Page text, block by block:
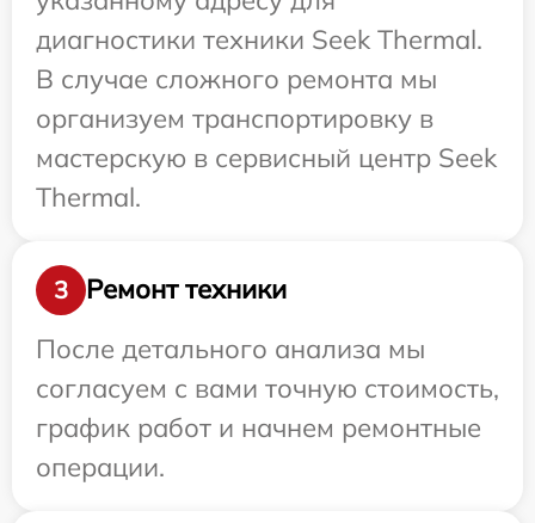
диагностики техники Seek Thermal.
В случае сложного ремонта мы
организуем транспортировку в
мастерскую в сервисный центр Seek
Thermal.
3
Ремонт техники
После детального анализа мы
согласуем с вами точную стоимость,
график работ и начнем ремонтные
операции.